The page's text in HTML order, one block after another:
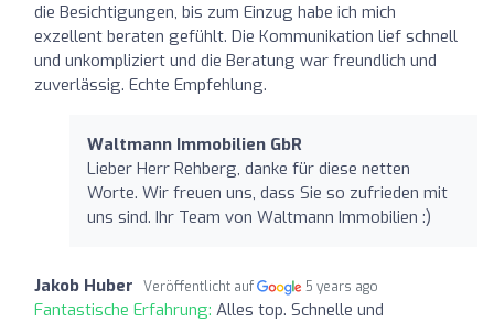
die Besichtigungen, bis zum Einzug habe ich mich
exzellent beraten gefühlt. Die Kommunikation lief schnell
und unkompliziert und die Beratung war freundlich und
zuverlässig. Echte Empfehlung.
Waltmann Immobilien GbR
Lieber Herr Rehberg, danke für diese netten
Worte. Wir freuen uns, dass Sie so zufrieden mit
uns sind. Ihr Team von Waltmann Immobilien :)
Jakob Huber Veröffentlicht auf 5 years ago
Fantastische Erfahrung: Alles top. Schnelle und